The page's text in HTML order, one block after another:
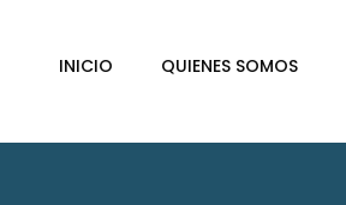
INICIO QUIENES SOMOS